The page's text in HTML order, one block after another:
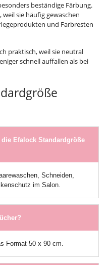
beständige Färbung.
sie häufig gewaschen
und Farbresten
praktisch, weil sie neutral
schnell auffallen als bei
Efalock Standardgröße
Schneiden,
im Salon.
Format 50 x 90 cm.